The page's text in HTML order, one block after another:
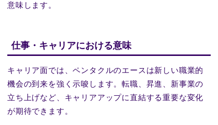
意味します。
仕事・キャリアにおける意味
キャリア面では、ペンタクルのエースは新しい職業的
機会の到来を強く示唆します。転職、昇進、新事業の
立ち上げなど、キャリアアップに直結する重要な変化
が期待できます。